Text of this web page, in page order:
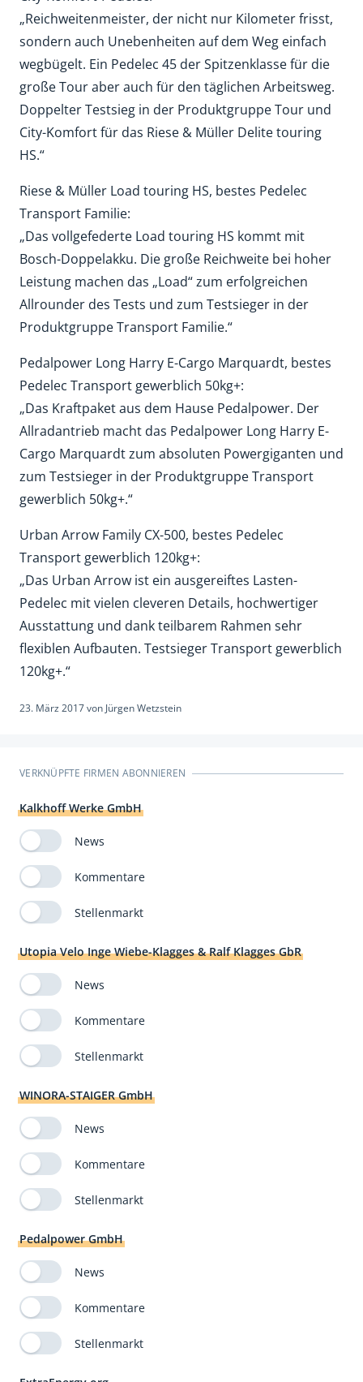
„Reichweitenmeister, der nicht nur Kilometer frisst,
sondern auch Unebenheiten auf dem Weg einfach
wegbügelt. Ein Pedelec 45 der Spitzenklasse für die
große Tour aber auch für den täglichen Arbeitsweg.
Doppelter Testsieg in der Produktgruppe Tour und
City-Komfort für das Riese & Müller Delite touring
HS.“
Riese & Müller Load touring HS, bestes Pedelec
Transport Familie:
„Das vollgefederte Load touring HS kommt mit
Bosch-Doppelakku. Die große Reichweite bei hoher
Leistung machen das „Load“ zum erfolgreichen
Allrounder des Tests und zum Testsieger in der
Produktgruppe Transport Familie.“
Pedalpower Long Harry E-Cargo Marquardt, bestes
Pedelec Transport gewerblich 50kg+:
„Das Kraftpaket aus dem Hause Pedalpower. Der
Allradantrieb macht das Pedalpower Long Harry E-
Cargo Marquardt zum absoluten Powergiganten und
zum Testsieger in der Produktgruppe Transport
gewerblich 50kg+.“
Urban Arrow Family CX-500, bestes Pedelec
Transport gewerblich 120kg+:
„Das Urban Arrow ist ein ausgereiftes Lasten-
Pedelec mit vielen cleveren Details, hochwertiger
Ausstattung und dank teilbarem Rahmen sehr
flexiblen Aufbauten. Testsieger Transport gewerblich
120kg+.“
23. März 2017von Jürgen Wetzstein
VERKNÜPFTE FIRMEN ABONNIEREN
Kalkhoff Werke GmbH
News
Kommentare
Stellenmarkt
Utopia Velo Inge Wiebe-Klagges & Ralf Klagges GbR
News
Kommentare
Stellenmarkt
WINORA-STAIGER GmbH
News
Kommentare
Stellenmarkt
Pedalpower GmbH
News
Kommentare
Stellenmarkt